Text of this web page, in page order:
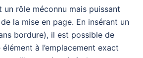
un rôle méconnu mais puissant
la mise en page. En insérant un
bordure), il est possible de
à l’emplacement exact